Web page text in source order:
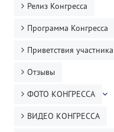
Релиз Конгресса
Программа Конгресса
Приветствия
Отзывы
ФОТО КОНГРЕССА
ВИДЕО КОНГРЕССА